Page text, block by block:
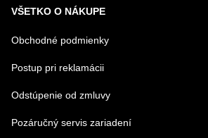
VŠETKO O NÁKUPE
Obchodné podmienky
Postup pri reklamácii
Odstúpenie od zmluvy
Pozáručný servis zariadení